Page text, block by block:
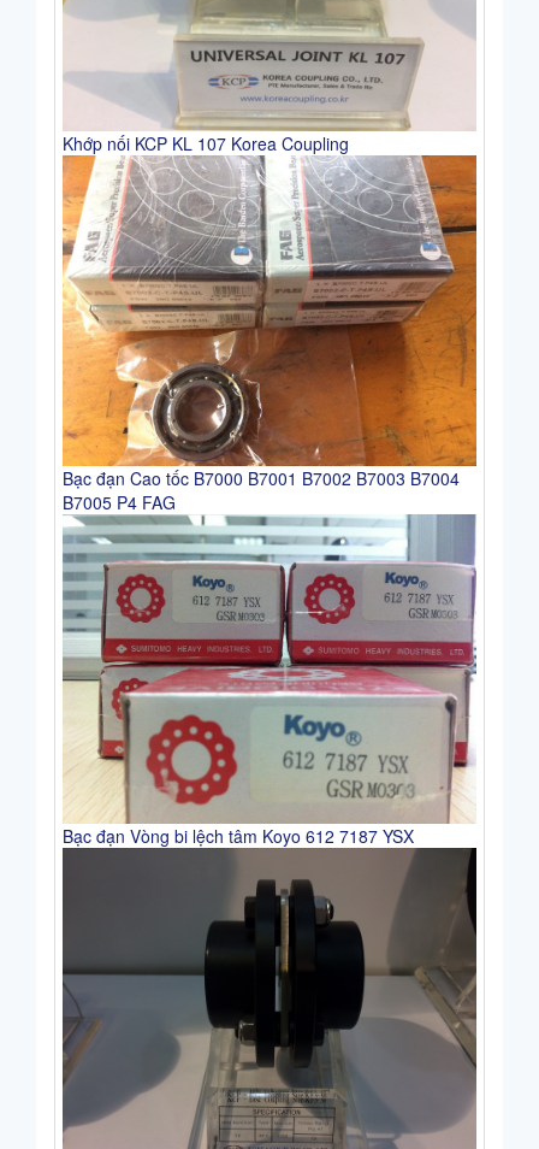
Khớp nối KCP KL 107 Korea Coupling
Bạc đạn Cao tốc B7000 B7001 B7002 B7003 B7004
B7005 P4 FAG
Bạc đạn Vòng bi lệch tâm Koyo 612 7187 YSX